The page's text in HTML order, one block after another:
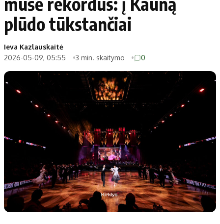
plūdo tūkstančiai
Ieva Kazlauskaitė
2026-05-09, 05:55
3 min. skaitymo 0